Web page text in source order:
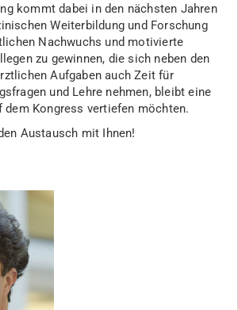
kommt dabei in den nächsten Jahren
Weiterbildung und Forschung
Nachwuchs und motivierte
zu gewinnen, die sich neben den
Aufgaben auch Zeit für
und Lehre nehmen, bleibt eine
dem Kongress vertiefen möchten.
Austausch mit Ihnen!